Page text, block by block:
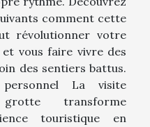
comment cette
révolutionner votre
vous faire vivre des
des sentiers battus.
La visite
transforme
touristique en